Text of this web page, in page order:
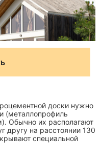
доски нужно
(металлопрофиль
Обычно их располагают
другу на расстоянии 130
специальной